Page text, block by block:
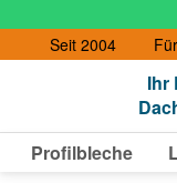
Seit 2004
Ihr
Profilbleche